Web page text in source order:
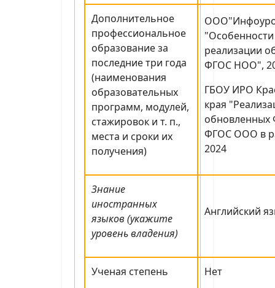
Дополнительное
профессиональное
образование за
последние три года
(наименования
образовательных
программ, модулей,
стажировок и т. п.,
места и сроки их
получения)
реализации
ФГОС НОО",
ГБОУ ИРО
края
ФГОС ООО в
2024
Знание
иностранных
языков (укажите
уровень владения)
Английский
Ученая степень Нет